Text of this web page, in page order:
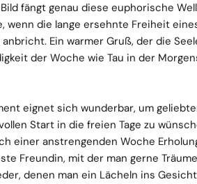
fängt genau diese euphorische
wenn die lange ersehnte Freiheit
Ein warmer Gruß, der die
der Woche wie Tau in der
eignet sich wunderbar, um
Start in die freien Tage zu
einer anstrengenden Woche
Freundin, mit der man gerne
denen man ein Lächeln ins Gesicht